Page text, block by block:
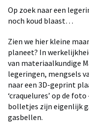
Op zoek naar een
noch koud blaast…
Zien we hier kleine
planeet? In
van materiaalkundige
legeringen, mengsels
naar een 3D-geprint
‘craquelures’ op de
bolletjes zijn eigenlijk
gasbellen.